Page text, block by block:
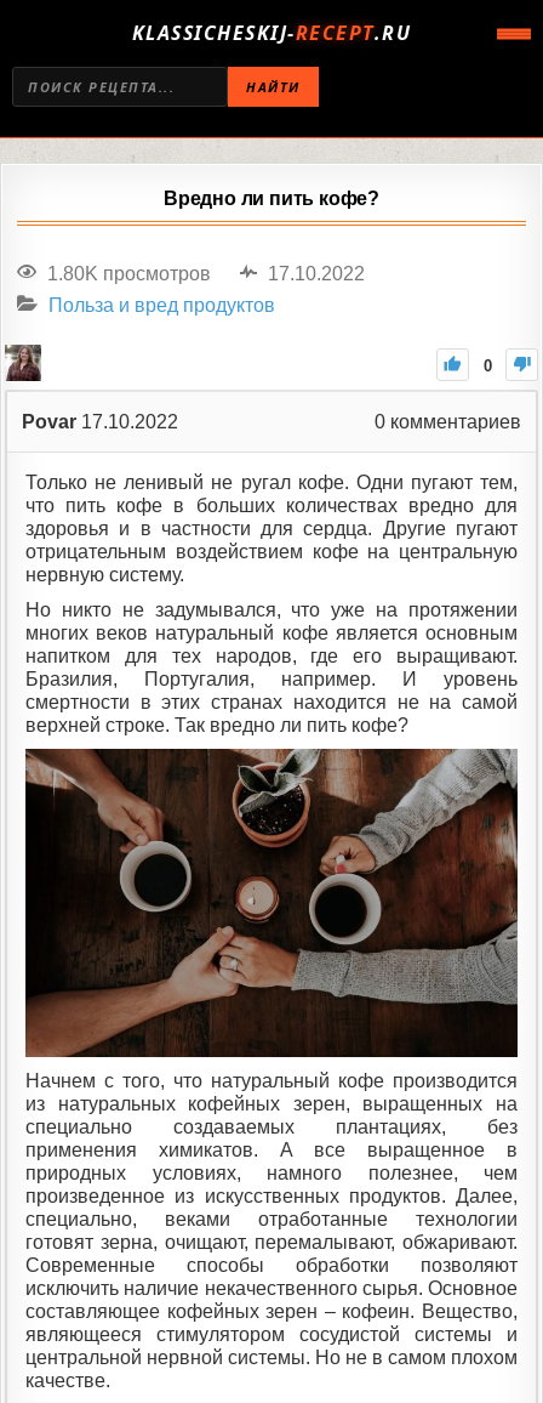
KLASSICHESKIJ-RECEPT.RU
НАЙТИ
Вредно ли пить кофе?
1.80K просмотров
17.10.2022
Польза и вред продуктов
0
Povar 17.10.2022 0 комментариев
Только не ленивый не ругал кофе. Одни пугают тем,
что пить кофе в больших количествах вредно для
здоровья и в частности для сердца. Другие пугают
отрицательным воздействием кофе на центральную
нервную систему.
Но никто не задумывался, что уже на протяжении
многих веков натуральный кофе является основным
напитком для тех народов, где его выращивают.
Бразилия, Португалия, например. И уровень
смертности в этих странах находится не на самой
верхней строке. Так вредно ли пить кофе?
Начнем с того, что натуральный кофе производится
из натуральных кофейных зерен, выращенных на
специально создаваемых плантациях, без
применения химикатов. А все выращенное в
природных условиях, намного полезнее, чем
произведенное из искусственных продуктов. Далее,
специально, веками отработанные технологии
готовят зерна, очищают, перемалывают, обжаривают.
Современные способы обработки позволяют
исключить наличие некачественного сырья. Основное
составляющее кофейных зерен – кофеин. Вещество,
являющееся стимулятором сосудистой системы и
центральной нервной системы. Но не в самом плохом
качестве.